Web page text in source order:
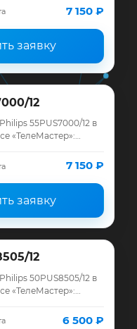
до 12
7 150 ₽
заявку
12
55PUS7000/12 в
«ТелеМастер»:
до 12
7 150 ₽
заявку
12
50PUS8505/12 в
«ТелеМастер»:
до 126 500 ₽